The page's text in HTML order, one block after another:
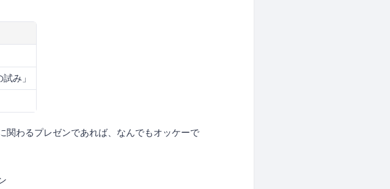
み」
関わるプレゼンであれば、なんでもオッケーで